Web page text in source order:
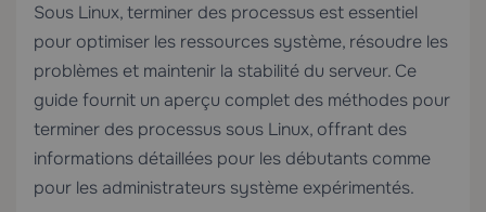
Sous Linux, terminer des processus est essentiel
pour optimiser les ressources système, résoudre les
problèmes et maintenir la stabilité du serveur. Ce
guide fournit un aperçu complet des méthodes pour
terminer des processus sous Linux, offrant des
informations détaillées pour les débutants comme
pour les administrateurs système expérimentés.